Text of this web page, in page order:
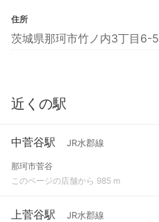
住所
茨城県那珂市竹ノ内3丁目6-5
近くの駅
中菅谷駅 JR水郡線
那珂市菅谷
このページの店舗から 985 m
上菅谷駅 JR水郡線